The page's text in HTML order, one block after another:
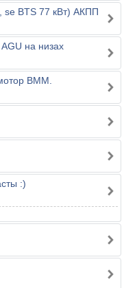
se BTS 77 кВт) АКПП
на низах
ВММ.
:)